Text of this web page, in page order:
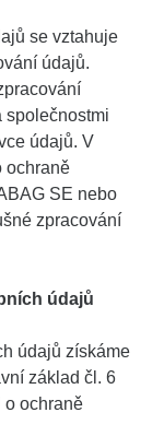
se vztahuje
údajů.
společnostmi
údajů. V
ochraně
SE nebo
zpracování
údajů
údajů získáme
základ čl. 6
o ochraně